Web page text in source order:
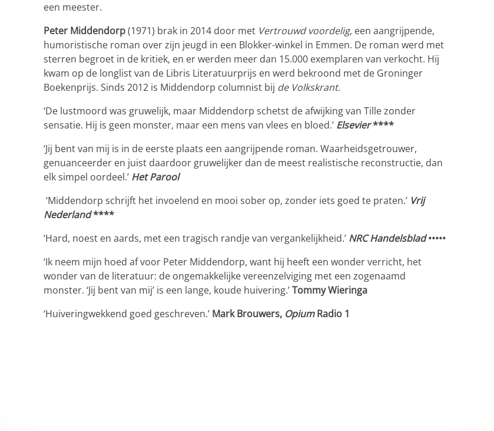
een meester.
Peter Middendorp(1971) brak in 2014 door met Vertrouwd voordelig, een aangrijpende,
humoristische roman over zijn jeugd in een Blokker-winkel in Emmen. De roman werd met
sterren begroet in de kritiek, en er werden meer dan 15.000 exemplaren van verkocht. Hij
kwam op de longlist van de Libris Literatuurprijs en werd bekroond met de Groninger
Boekenprijs. Sinds 2012 is Middendorp columnist bij de Volkskrant.
‘De lustmoord was gruwelijk, maar Middendorp schetst de afwijking van Tille zonder
sensatie. Hij is geen monster, maar een mens van vlees en bloed.’ Elsevier****
‘Jij bent van mij is in de eerste plaats een aangrijpende roman. Waarheidsgetrouwer,
genuanceerder en juist daardoor gruwelijker dan de meest realistische reconstructie, dan
elk simpel oordeel.’ Het Parool
‘Middendorp schrijft het invoelend en mooi sober op, zonder iets goed te praten.’ Vrij
Nederland****
‘Hard, noest en aards, met een tragisch randje van vergankelijkheid.’ NRC Handelsblad•••••
‘Ik neem mijn hoed af voor Peter Middendorp, want hij heeft een wonder verricht, het
wonder van de literatuur: de ongemakkelijke vereenzelviging met een zogenaamd
monster. ‘Jij bent van mij’ is een lange, koude huivering.’Tommy Wieringa
‘Huiveringwekkend goed geschreven.’ Mark Brouwers, OpiumRadio 1